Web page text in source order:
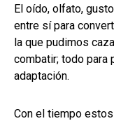
El oído, olfato,
entre sí para
la que pudimos
combatir; todo para
adaptación.
Con el tiempo